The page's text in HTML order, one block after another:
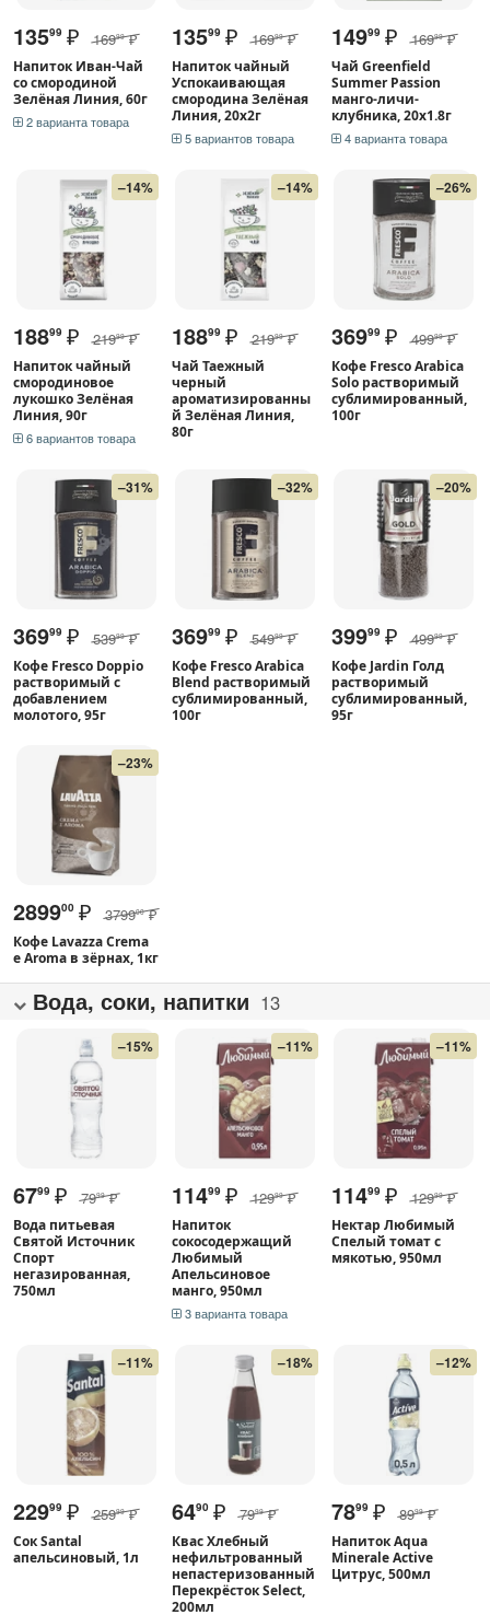
13599 ₽ 16999 ₽
Напиток Иван-Чай
со смородиной
Зелёная Линия, 60г
2 варианта товара
13599 ₽ 16999 ₽
Напиток чайный
Успокаивающая
смородина Зелёная
Линия, 20х2г
5 вариантов товара
14999 ₽ 16999 ₽
Чай Greenfield
Summer Passion
манго-личи-
клубника, 20х1.8г
4 варианта товара
–14%
18899 ₽ 21999 ₽
Напиток чайный
смородиновое
лукошко Зелёная
Линия, 90г
6 вариантов товара
–14%
18899 ₽ 21999 ₽
Чай Таежный
черный
ароматизированны
й Зелёная Линия,
80г
–26%
36999 ₽ 49999 ₽
Кофе Fresco Arabica
Solo растворимый
сублимированный,
100г
–31%
36999 ₽ 53999 ₽
Кофе Fresco Doppio
растворимый с
добавлением
молотого, 95г
–32%
36999 ₽ 54999 ₽
Кофе Fresco Arabica
Blend растворимый
сублимированный,
100г
–20%
39999 ₽ 49999 ₽
Кофе Jardin Голд
растворимый
сублимированный,
95г
–23%
289900 ₽ 379900 ₽
Кофе Lavazza Crema
e Aroma в зёрнах, 1кг
Вода, соки, напитки 13
–15%
6799 ₽ 7999 ₽
Вода питьевая
Святой Источник
Спорт
негазированная,
750мл
–11%
11499 ₽ 12999 ₽
Напиток
сокосодержащий
Любимый
Апельсиновое
манго, 950мл
3 варианта товара
–11%
11499 ₽ 12999 ₽
Нектар Любимый
Спелый томат с
мякотью, 950мл
–11%
22999 ₽ 25999 ₽
Сок Santal
апельсиновый, 1л
–18%
6490 ₽ 7999 ₽
Квас Хлебный
нефильтрованный
непастеризованный
Перекрёсток Select,
200мл
–12%
7899 ₽ 8999 ₽
Напиток Aqua
Minerale Active
Цитрус, 500мл